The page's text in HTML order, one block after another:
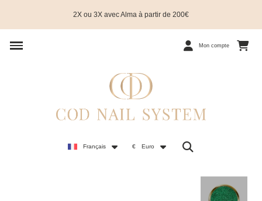
2X ou 3X avec Alma à partir de 200€
Mon compte
Français € Euro